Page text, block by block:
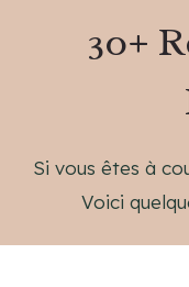
30+
Si vous êtes à
Voici